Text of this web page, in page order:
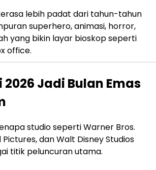
lebih padat dari tahun-tahun
superhero, animasi, horror,
yang bikin layar bioskop seperti
office.
Jadi Bulan Emas
studio sepertiWarner Bros.
Pictures, danWalt Disney Studios
titik peluncuran utama.